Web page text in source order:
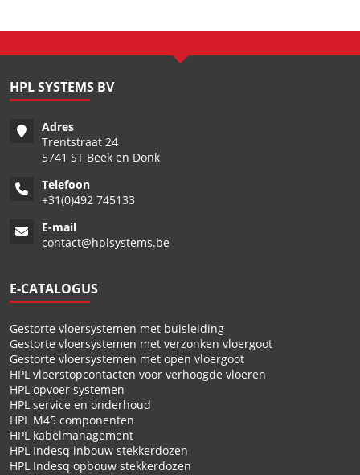
HPL SYSTEMS BV
Adres
Trentstraat 24
5741 ST Beek en Donk
Telefoon
+31(0)492 745133
E-mail
contact@hplsystems.be
E-CATALOGUS
Gestorte vloersystemen met buisleiding
Gestorte vloersystemen met verzonken vloergoot
Gestorte vloersystemen met open vloergoot
HPL vloerstopcontacten voor verhoogde vloeren
HPL opvoer systemen
HPL service en onderhoud
HPL M45 componenten
HPL kabelmanagement
HPL Indesq inbouw stekkerdozen
HPL Indesq opbouw stekkerdozen